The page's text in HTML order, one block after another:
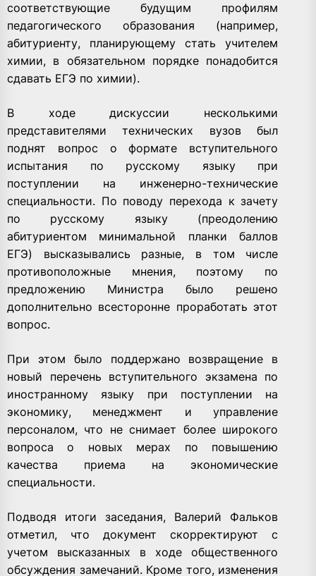
соответствующие будущим профилям
педагогического образования (например,
абитуриенту, планирующему стать учителем
химии, в обязательном порядке понадобится
сдавать ЕГЭ по химии).
В ходе дискуссии несколькими
представителями технических вузов был
поднят вопрос о формате вступительного
испытания по русскому языку при
поступлении на инженерно-технические
специальности. По поводу перехода к зачету
по русскому языку (преодолению
абитуриентом минимальной планки баллов
ЕГЭ) высказывались разные, в том числе
противоположные мнения, поэтому по
предложению Министра было решено
дополнительно всесторонне проработать этот
вопрос.
При этом было поддержано возвращение в
новый перечень вступительного экзамена по
иностранному языку при поступлении на
экономику, менеджмент и управление
персоналом, что не снимает более широкого
вопроса о новых мерах по повышению
качества приема на экономические
специальности.
Подводя итоги заседания, Валерий Фальков
отметил, что документ скорректируют с
учетом высказанных в ходе общественного
обсуждения замечаний. Кроме того, изменения